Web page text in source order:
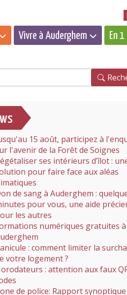
Vivre à Auderghem En
15 août, participez à
l'avenir de la Forêt de Soignes
ses intérieurs d’îlot :
pour faire face aux aléas
de sang à Auderghem :
pour vous, une aide
les autres
numériques gratuites à
: comment limiter la
votre logement ?
: attention aux faux
de police: Rapport synoptique